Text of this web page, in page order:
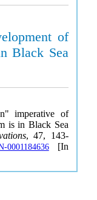
of
Black Sea
imperative of
is in Black Sea
, 47, 143-
0001184636[In